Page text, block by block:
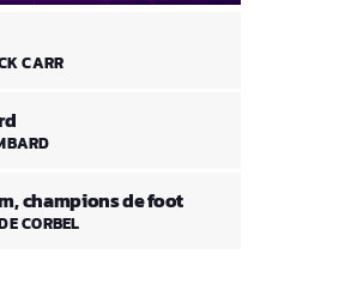
champions de foot
CORBEL
CARR